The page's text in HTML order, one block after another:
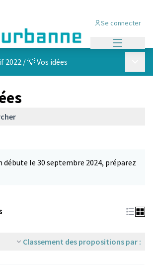
Se connecter
2022 /💡 Vos idées
débute le 30 septembre 2024, préparez
Classement des propositions par :